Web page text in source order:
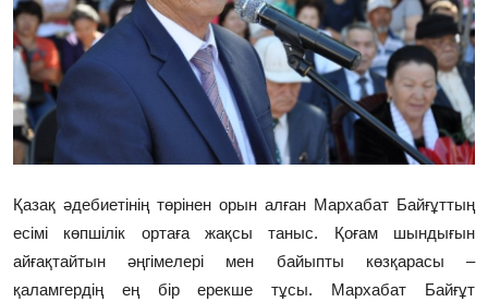
Фотосуреттер
Көптеген
Қазақ әдебиетінің төрінен орын алған Мархабат Байғұттың
есімі көпшілік ортаға жақсы таныс. Қоғам шындығын
айғақтайтын әңгімелері мен байыпты көзқарасы –
қаламгердің ең бір ерекше тұсы. Мархабат Байғұт